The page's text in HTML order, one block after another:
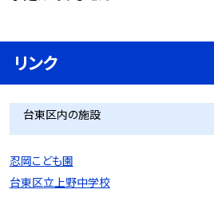
リンク
台東区内の施設
忍岡こども園
台東区立上野中学校